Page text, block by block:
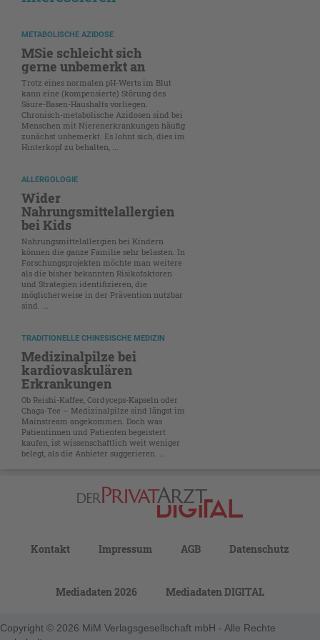
METABOLISCHE AZIDOSE
MSie schleicht sich
gerne unbemerkt an
Trotz eines normalen pH-Werts im Blut
kann eine (kompensierte) Störung des
Säure-Basen-Haushalts vorliegen.
Chronisch-metabolische Azidosen sind bei
Menschen mit Nierenerkrankungen häufig
zunächst unbemerkt. Es lohnt sich, dies im
Hinterkopf zu behalten, ...
ALLERGOLOGIE
Wider
Nahrungsmittelallergien
bei Kids
Nahrungsmittelallergien bei Kindern
können die ganze Familie sehr belasten. In
Forschungsprojekten möchte man weitere
als die bisher bekannten Risikofaktoren
und Strategien identifizieren, die
möglicherweise in der Prävention nutzbar
sind. ...
TRADITIONELLE CHINESISCHE MEDIZIN
Medizinalpilze bei
kardiovaskulären
Erkrankungen
Ob Reishi-Kaffee, Cordyceps-Kapseln oder
Chaga-Tee – Medizinalpilze sind längst im
Mainstream angekommen. Doch was
Patientinnen und Patienten begeistert
kaufen, ist wissenschaftlich weit weniger
belegt, als die Anbieter suggerieren. ...
Kontakt Impressum AGB Datenschutz
Mediadaten 2026 Mediadaten DIGITAL
Copyright © 2026 MiM Verlagsgesellschaft mbH - Alle Rechte